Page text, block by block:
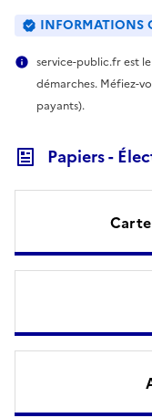
INFORMATIONS
service-public.fr est
démarches. Méfiez-
payants).
Papiers -